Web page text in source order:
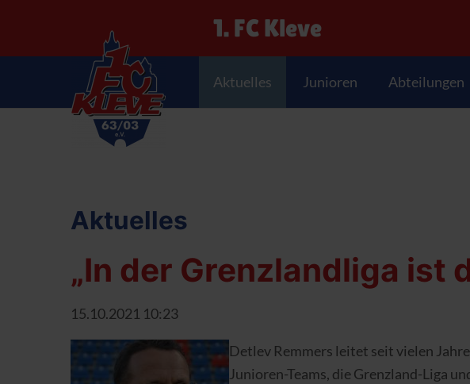
1. FC Kleve
Aktuelles Junioren Abteilungen
Aktuelles
„In der Grenzlandliga ist
15.10.2021 10:23
Detlev Remmers leitet seit vielen
Junioren-Teams, die Grenzland-Liga